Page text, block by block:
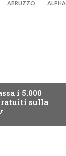
ABRUZZO ALPHA
i 5.000
sulla